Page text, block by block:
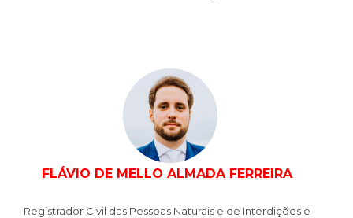
FLÁVIO DE MELLO ALMADA FERREIRA
Registrador Civil das Pessoas Naturais e de Interdições e